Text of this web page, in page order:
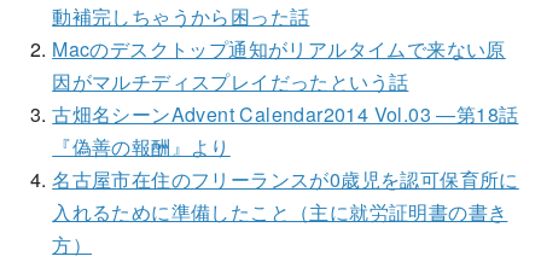
動補完しちゃうから困った話
Macのデスクトップ通知がリアルタイムで来ない原
因がマルチディスプレイだったという話
古畑名シーンAdvent Calendar2014 Vol.03 ―第18話
『偽善の報酬』より
名古屋市在住のフリーランスが0歳児を認可保育所に
入れるために準備したこと（主に就労証明書の書き
方）